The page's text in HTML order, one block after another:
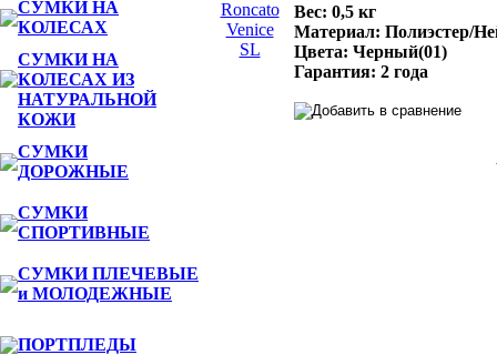
СУМКИ НА
КОЛЕСАХ
СУМКИ НА
КОЛЕСАХ ИЗ
НАТУРАЛЬНОЙ
КОЖИ
СУМКИ
ДОРОЖНЫЕ
СУМКИ
СПОРТИВНЫЕ
СУМКИ ПЛЕЧЕВЫЕ
и МОЛОДЕЖНЫЕ
ПОРТПЛЕДЫ
Вес: 0,5 кг
Материал: Полиэстер/
Цвета: Черный(01)
Гарантия: 2 года